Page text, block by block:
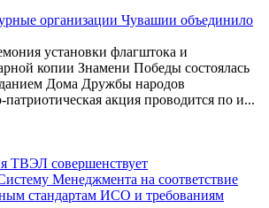
организации Чувашии объединило
установки флагштока и
копии Знамени Победы состоялась
Дома Дружбы народов
акция проводится по и...
ТВЭЛ совершенствует
Менеджмента на соответствие
стандартам ИСО и требованиям